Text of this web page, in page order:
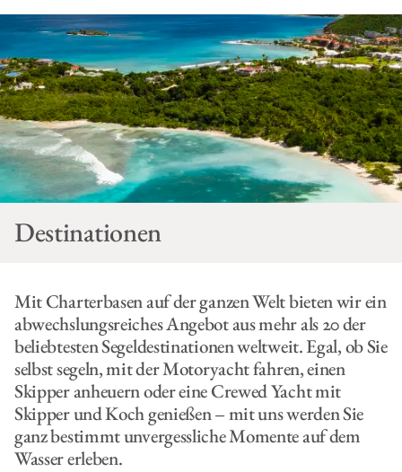
Destinationen
Mit Charterbasen auf der ganzen Welt bieten wir ein
abwechslungsreiches Angebot aus mehr als 20 der
beliebtesten Segeldestinationen weltweit. Egal, ob Sie
selbst segeln, mit der Motoryacht fahren, einen
Skipper anheuern oder eine Crewed Yacht mit
Skipper und Koch genießen – mit uns werden Sie
ganz bestimmt unvergessliche Momente auf dem
Wasser erleben.